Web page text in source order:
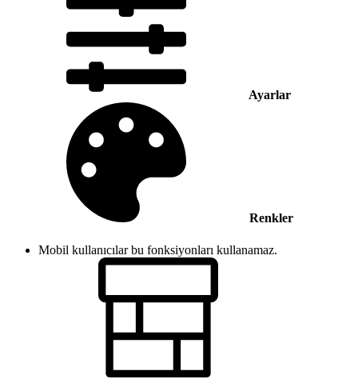
Ayarlar
Renkler
Mobil kullanıcılar bu fonksiyonları kullanamaz.